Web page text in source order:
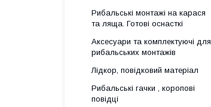
Рибальські монтажі на карася
та ляща. Готові оснасткі
Аксесуари та комплектуючі для
рибальських монтажів
Лідкор, повiдковий матеріал
Рибальські гачки , коропові
повідці